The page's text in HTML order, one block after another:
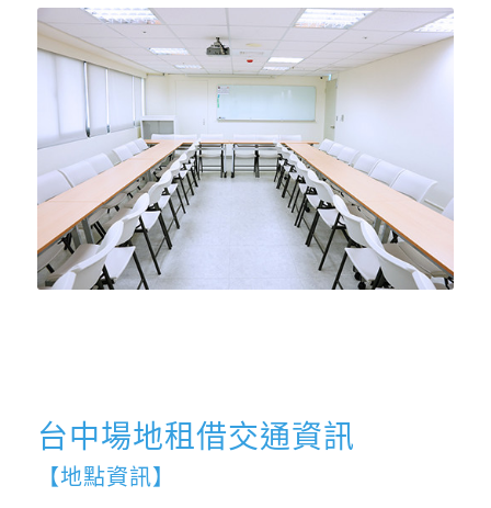
詳細資訊
台中場地租借交通資訊
【地點資訊】